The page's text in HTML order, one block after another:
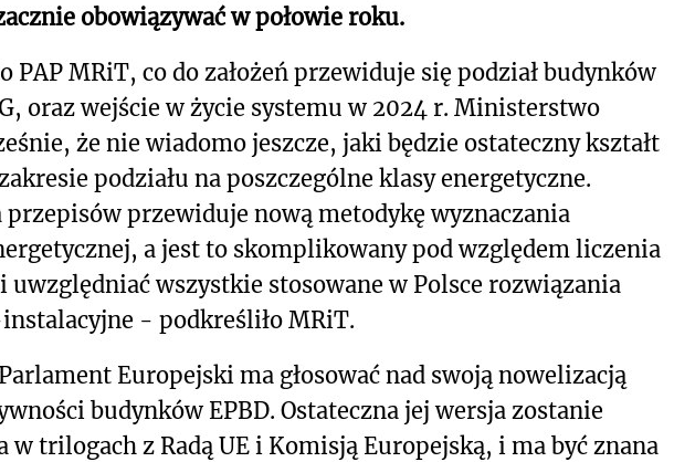
obowiązywać w połowie roku.
PAP MRiT, co do założeń przewiduje się podział budynków
oraz wejście w życie systemu w 2024 r. Ministerstwo
że nie wiadomo jeszcze, jaki będzie ostateczny kształt
podziału na poszczególne klasy energetyczne.
przepisów przewiduje nową metodykę wyznaczania
a jest to skomplikowany pod względem liczenia
uwzględniać wszystkie stosowane w Polsce rozwiązania
- podkreśliło MRiT.
Europejski ma głosować nad swoją nowelizacją
budynków EPBD. Ostateczna jej wersja zostanie
w trilogach z Radą UE i Komisją Europejską, i ma być znana